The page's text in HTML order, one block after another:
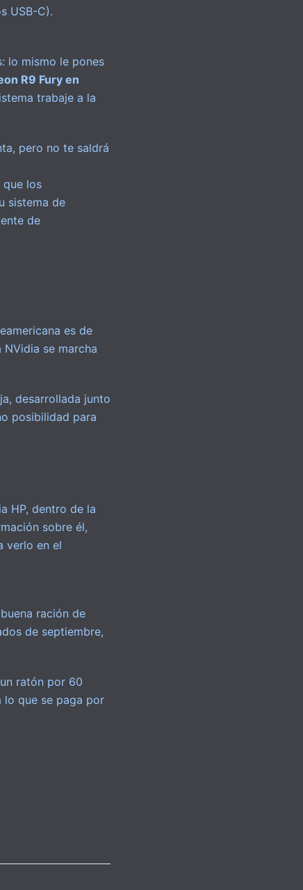
USB-C).
lo mismo le pones
R9 Fury en
trabaje a la
pero no te saldrá
los
sistema de
de
es de
se marcha
desarrollada junto
posibilidad para
HP, dentro de la
sobre él,
verlo en el
ración de
de septiembre,
ratón por 60
lo que se paga por